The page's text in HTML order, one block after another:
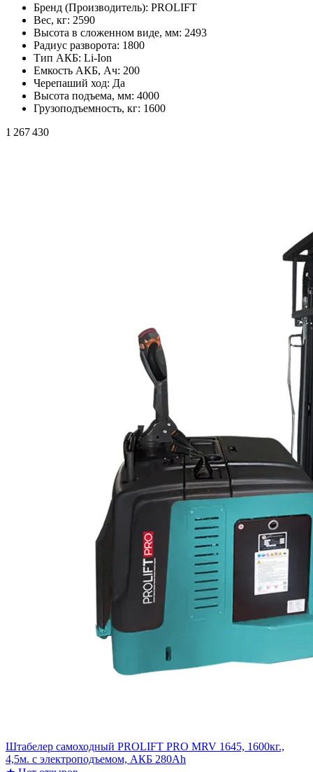
Бренд (Производитель): PROLIFT
Вес, кг: 2590
Высота в сложенном виде, мм: 2493
Радиус разворота: 1800
Тип АКБ: Li-Ion
Емкость АКБ, Ач: 200
Черепаший ход: Да
Высота подъема, мм: 4000
Грузоподъемность, кг: 1600
1 267 430
Штабелер самоходный PROLIFT PRO MRV 1645, 1600кг.,
4,5м. с электроподъемом, АКБ 280Ah